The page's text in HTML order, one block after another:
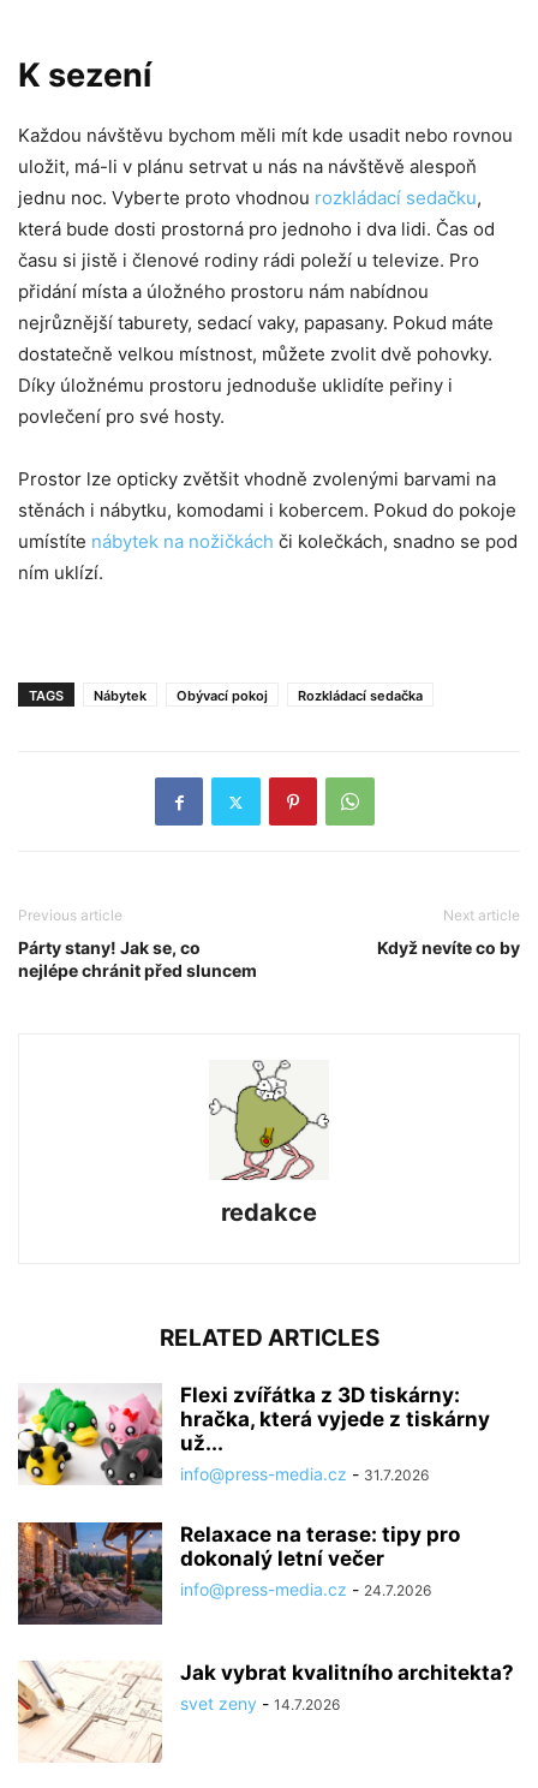
K sezení
Každou návštěvu bychom měli mít kde usadit nebo rovnou
uložit, má-li v plánu setrvat u nás na návštěvě alespoň
jednu noc. Vyberte proto vhodnou rozkládací sedačku,
která bude dosti prostorná pro jednoho i dva lidi. Čas od
času si jistě i členové rodiny rádi poleží u televize. Pro
přidání místa a úložného prostoru nám nabídnou
nejrůznější taburety, sedací vaky, papasany. Pokud máte
dostatečně velkou místnost, můžete zvolit dvě pohovky.
Díky úložnému prostoru jednoduše uklidíte peřiny i
povlečení pro své hosty.
Prostor lze opticky zvětšit vhodně zvolenými barvami na
stěnách i nábytku, komodami i kobercem. Pokud do pokoje
umístíte nábytek na nožičkách či kolečkách, snadno se pod
ním uklízí.
TAGS Nábytek Obývací pokoj Rozkládací sedačka
Previous article
Párty stany! Jak se, co
nejlépe chránit před sluncem
Next article
Když nevíte co by
redakce
RELATED ARTICLES
Flexi zvířátka z 3D tiskárny:
hračka, která vyjede z tiskárny
už...
info@press-media.cz - 31.7.2026
Relaxace na terase: tipy pro
dokonalý letní večer
info@press-media.cz - 24.7.2026
Jak vybrat kvalitního architekta?
svet zeny - 14.7.2026